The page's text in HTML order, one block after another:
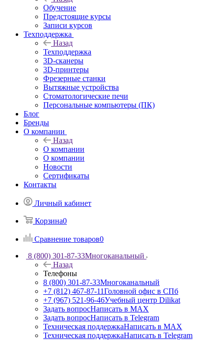
Обучение
Предстоящие курсы
Записи курсов
Техподдержка
Назад
Техподдержка
3D-сканеры
3D-принтеры
Фрезерные станки
Вытяжные устройства
Стоматологические печи
Персональные компьютеры (ПК)
Блог
Бренды
О компании
Назад
О компании
О компании
Новости
Сертификаты
Контакты
Личный кабинет
Корзина0
Сравнение товаров0
8 (800) 301-87-33Многоканальный
Назад
Телефоны
8 (800) 301-87-33Многоканальный
+7 (812) 467-87-11Головной офис в СПб
+7 (967) 521-96-46Учебный центр Dilikat
Задать вопросНаписать в MAX
Задать вопросНаписать в Telegram
Техническая поддержкаНаписать в MAX
Техническая поддержкаНаписать в Telegram